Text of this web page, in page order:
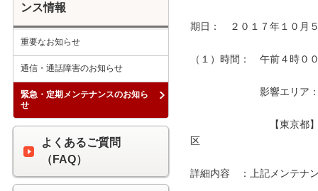
期日：　２０１７年１０月
（１）時間：　午前４時０
影響エリア：　下記
【東京都】　目黒
詳細内容　：上記メンテナ
ンス情報
重要なお知らせ
通信・通話障害のお知らせ
緊急・定期メンテナンスのお知ら
せ
よくあるご質問
（FAQ）